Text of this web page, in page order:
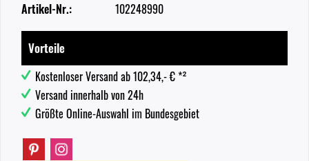
Artikel-Nr.: 102248990
Vorteile
Kostenloser Versand ab 102,34,- € *²
Versand innerhalb von 24h
Größte Online-Auswahl im Bundesgebiet